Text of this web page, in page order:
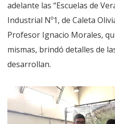
adelante las “Escuelas de
Industrial Nº1, de Caleta
Profesor Ignacio Morales,
mismas, brindó detalles de
desarrollan.